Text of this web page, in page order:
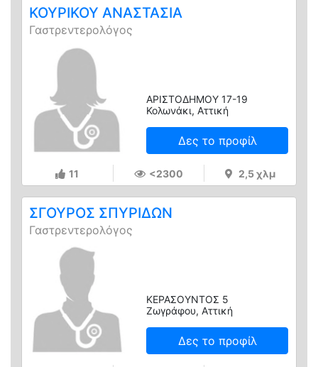
ΚΟΥΡΙΚΟΥ ΑΝΑΣΤΑΣΙΑ
Γαστρεντερολόγος
ΑΡΙΣΤΟΔΗΜΟΥ 17-19
Κολωνάκι, Αττική
Δες το προφίλ
11 <2300 2,5 χλμ
ΣΓΟΥΡΟΣ ΣΠΥΡΙΔΩΝ
Γαστρεντερολόγος
ΚΕΡΑΣΟΥΝΤΟΣ 5
Ζωγράφου, Αττική
Δες το προφίλ